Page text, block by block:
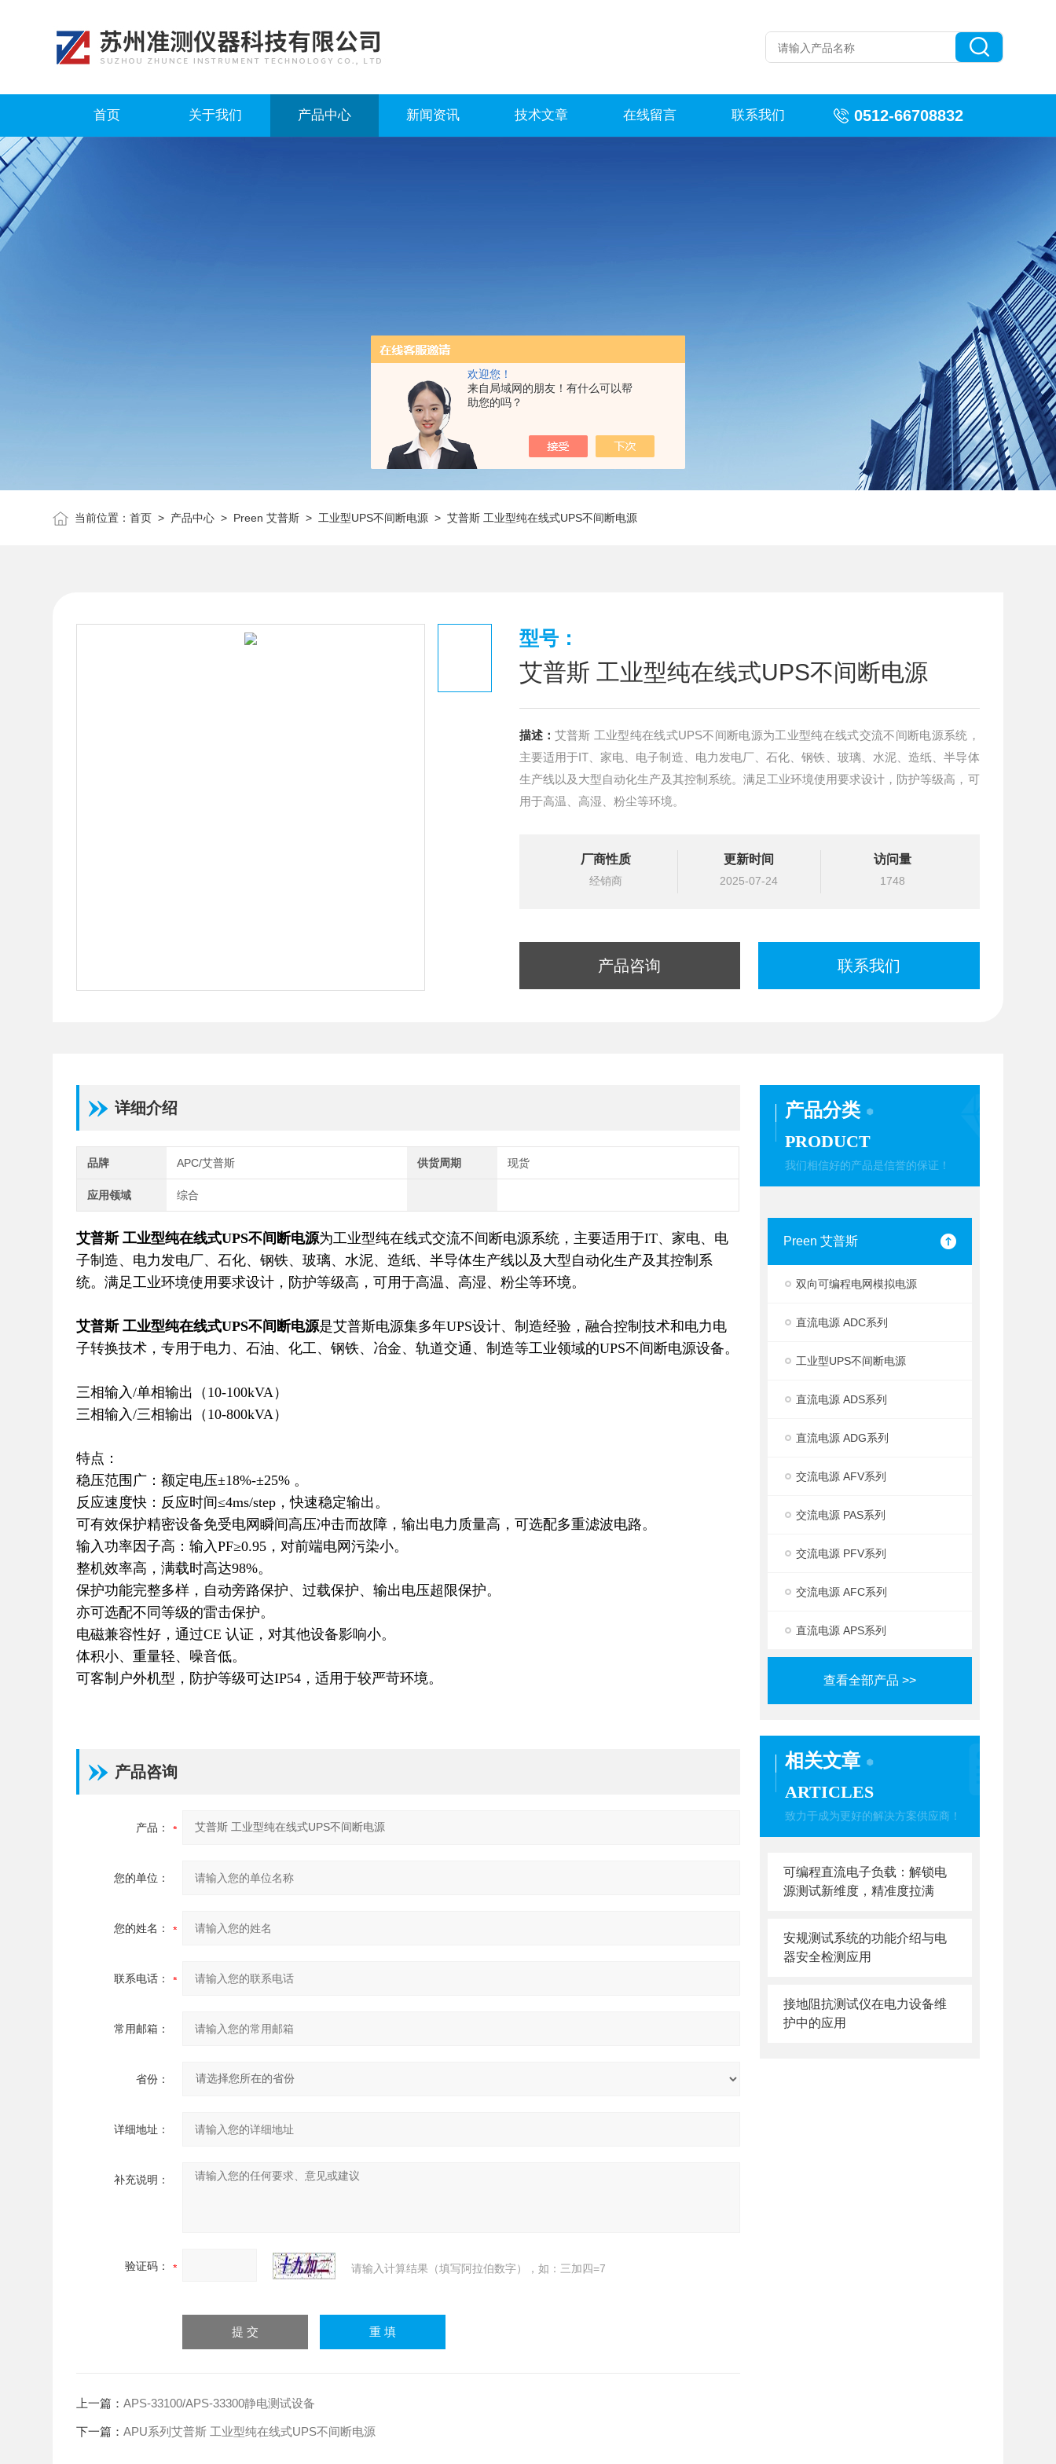
欢迎您！
来自局域网的朋友！有什么可以帮
助您的吗？
首页 关于我们 产品中心 新闻资讯 技术文章 在线留言 联系我们 0512-66708832
当前位置：首页 > 产品中心 > Preen 艾普斯 > 工业型UPS不间断电源 > 艾普斯 工业型纯在线式UPS不间断电源
型号：
艾普斯 工业型纯在线式UPS不间断电源
描述： 艾普斯 工业型纯在线式UPS不间断电源为工业型纯在线式交流不间断电源系统，
主要适用于IT、家电、电子制造、电力发电厂、石化、钢铁、玻璃、水泥、造纸、半导体
生产线以及大型自动化生产及其控制系统。满足工业环境使用要求设计，防护等级高，可
用于高温、高湿、粉尘等环境。
厂商性质
经销商
更新时间
2025-07-24
访问量
1748
产品咨询 联系我们
产品分类
PRODUCT
我们相信好的产品是信誉的保证！
Preen 艾普斯
双向可编程电网模拟电源
直流电源 ADC系列
工业型UPS不间断电源
直流电源 ADS系列
直流电源 ADG系列
交流电源 AFV系列
交流电源 PAS系列
交流电源 PFV系列
交流电源 AFC系列
直流电源 APS系列
查看全部产品 >>
相关文章
ARTICLES
致力于成为更好的解决方案供应商！
可编程直流电子负载：解锁电
源测试新维度，精准度拉满
安规测试系统的功能介绍与电
器安全检测应用
接地阻抗测试仪在电力设备维
护中的应用
详细介绍
品牌 APC/艾普斯 供货周期 现货
应用领域 综合
艾普斯 工业型纯在线式UPS不间断电源为工业型纯在线式交流不间断电源系统，主要适用于IT、家电、电
子制造、电力发电厂、石化、钢铁、玻璃、水泥、造纸、半导体生产线以及大型自动化生产及其控制系
统。满足工业环境使用要求设计，防护等级高，可用于高温、高湿、粉尘等环境。
艾普斯 工业型纯在线式UPS不间断电源是艾普斯电源集多年UPS设计、制造经验，融合控制技术和电力电
子转换技术，专用于电力、石油、化工、钢铁、冶金、轨道交通、制造等工业领域的UPS不间断电源设备。
三相输入/单相输出（10-100kVA）
三相输入/三相输出（10-800kVA）
特点：
稳压范围广：额定电压±18%-±25% 。
反应速度快：反应时间≤4ms/step，快速稳定输出。
可有效保护精密设备免受电网瞬间高压冲击而故障，输出电力质量高，可选配多重滤波电路。
输入功率因子高：输入PF≥0.95，对前端电网污染小。
整机效率高，满载时高达98%。
保护功能完整多样，自动旁路保护、过载保护、输出电压超限保护。
亦可选配不同等级的雷击保护。
电磁兼容性好，通过CE 认证，对其他设备影响小。
体积小、重量轻、噪音低。
可客制户外机型，防护等级可达IP54，适用于较严苛环境。
产品咨询
产品：
您的单位：
您的姓名：
联系电话：
常用邮箱：
省份：
详细地址：
补充说明：
验证码： 请输入计算结果（填写阿拉伯数字），如：三加四=7
上一篇：APS-33100/APS-33300静电测试设备
下一篇：APU系列艾普斯 工业型纯在线式UPS不间断电源